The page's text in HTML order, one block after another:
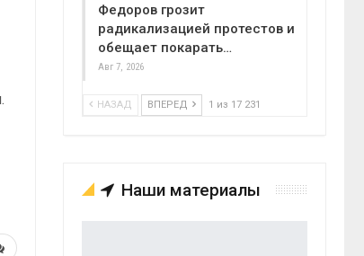
Федоров грозит
радикализацией протестов и
обещает покарать…
Авг 7, 2026
НАЗАД ВПЕРЕД 1 из 17 231
Наши материалы